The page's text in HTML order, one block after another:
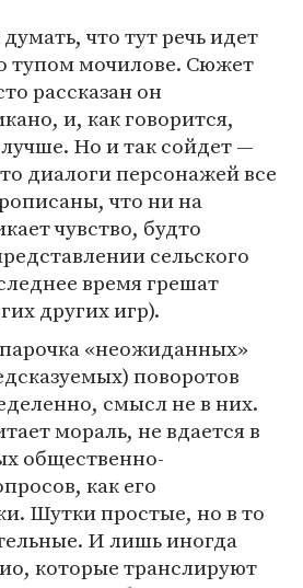
что тут речь идет
тупом мочилове. Сюжет
рассказан он
и, как говорится,
Но и так сойдет —
диалоги персонажей все
что ни на
чувство, будто
сельского
время грешат
других игр).
«неожиданных»
поворотов
смысл не в них.
мораль, не вдается в
общественно-
как его
Шутки простые, но в то
И лишь иногда
которые транслируют